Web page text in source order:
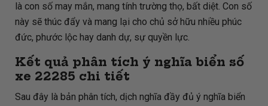
là con số may mắn, mang tính trường thọ, bất diệt. Con số
này sẽ thúc đẩy và mang lại cho chủ sở hữu nhiều phúc
đức, phước lộc hay danh dự, sự quyền lực.
Kết quả phân tích ý nghĩa biển số
xe 22285 chi tiết
Sau đây là bản phân tích, dịch nghĩa đầy đủ ý nghĩa biển